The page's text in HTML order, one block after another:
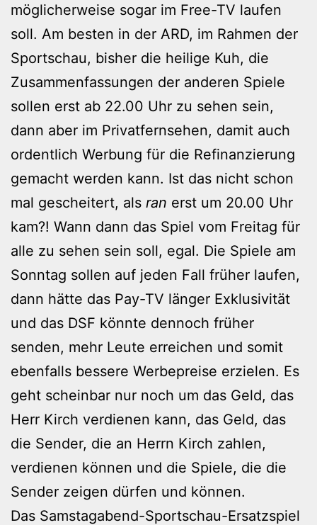
möglicherweise sogar im Free-TV laufen
soll. Am besten in der ARD, im Rahmen der
Sportschau, bisher die heilige Kuh, die
Zusammenfassungen der anderen Spiele
sollen erst ab 22.00 Uhr zu sehen sein,
dann aber im Privatfernsehen, damit auch
ordentlich Werbung für die Refinanzierung
gemacht werden kann. Ist das nicht schon
mal gescheitert, als ran erst um 20.00 Uhr
kam?! Wann dann das Spiel vom Freitag für
alle zu sehen sein soll, egal. Die Spiele am
Sonntag sollen auf jeden Fall früher laufen,
dann hätte das Pay-TV länger Exklusivität
und das DSF könnte dennoch früher
senden, mehr Leute erreichen und somit
ebenfalls bessere Werbepreise erzielen. Es
geht scheinbar nur noch um das Geld, das
Herr Kirch verdienen kann, das Geld, das
die Sender, die an Herrn Kirch zahlen,
verdienen können und die Spiele, die die
Sender zeigen dürfen und können.
Das Samstagabend-Sportschau-Ersatzspiel